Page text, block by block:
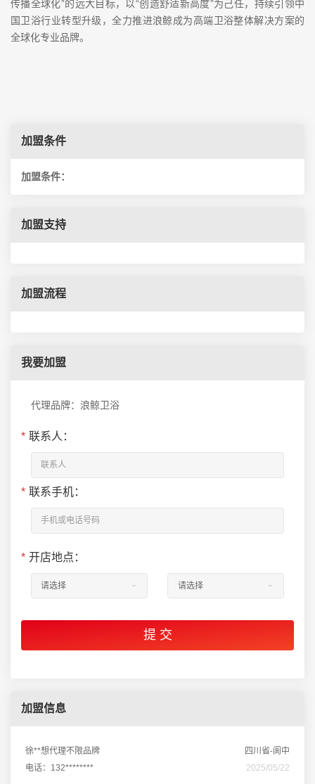
传播全球化”的远大目标，以“创造舒适新高度”为己任，持续引领中
国卫浴行业转型升级，全力推进浪鲸成为高端卫浴整体解决方案的
全球化专业品牌。
加盟条件
加盟条件：
加盟支持
加盟流程
我要加盟
代理品牌：浪鲸卫浴
* 联系人：
* 联系手机：
* 开店地点：
加盟信息
徐**想代理不限品牌
四川省-阆中
电话：132********
2025/05/22